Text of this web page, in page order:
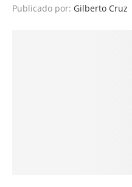
Publicado por: Gilberto Cruz